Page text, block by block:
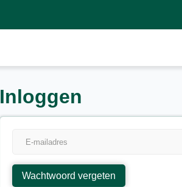
Inloggen
Wachtwoord vergeten